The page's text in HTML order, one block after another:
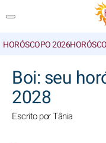
HORÓSCOPO 2026
Boi: seu
2028
Escrito por Tânia